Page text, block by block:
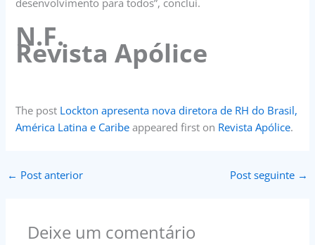
desenvolvimento para todos”, conclui.
N.F.
Revista Apólice
The post Lockton apresenta nova diretora de RH do Brasil,
América Latina e Caribe appeared first on Revista Apólice.
← Post anterior Post seguinte →
Deixe um comentário